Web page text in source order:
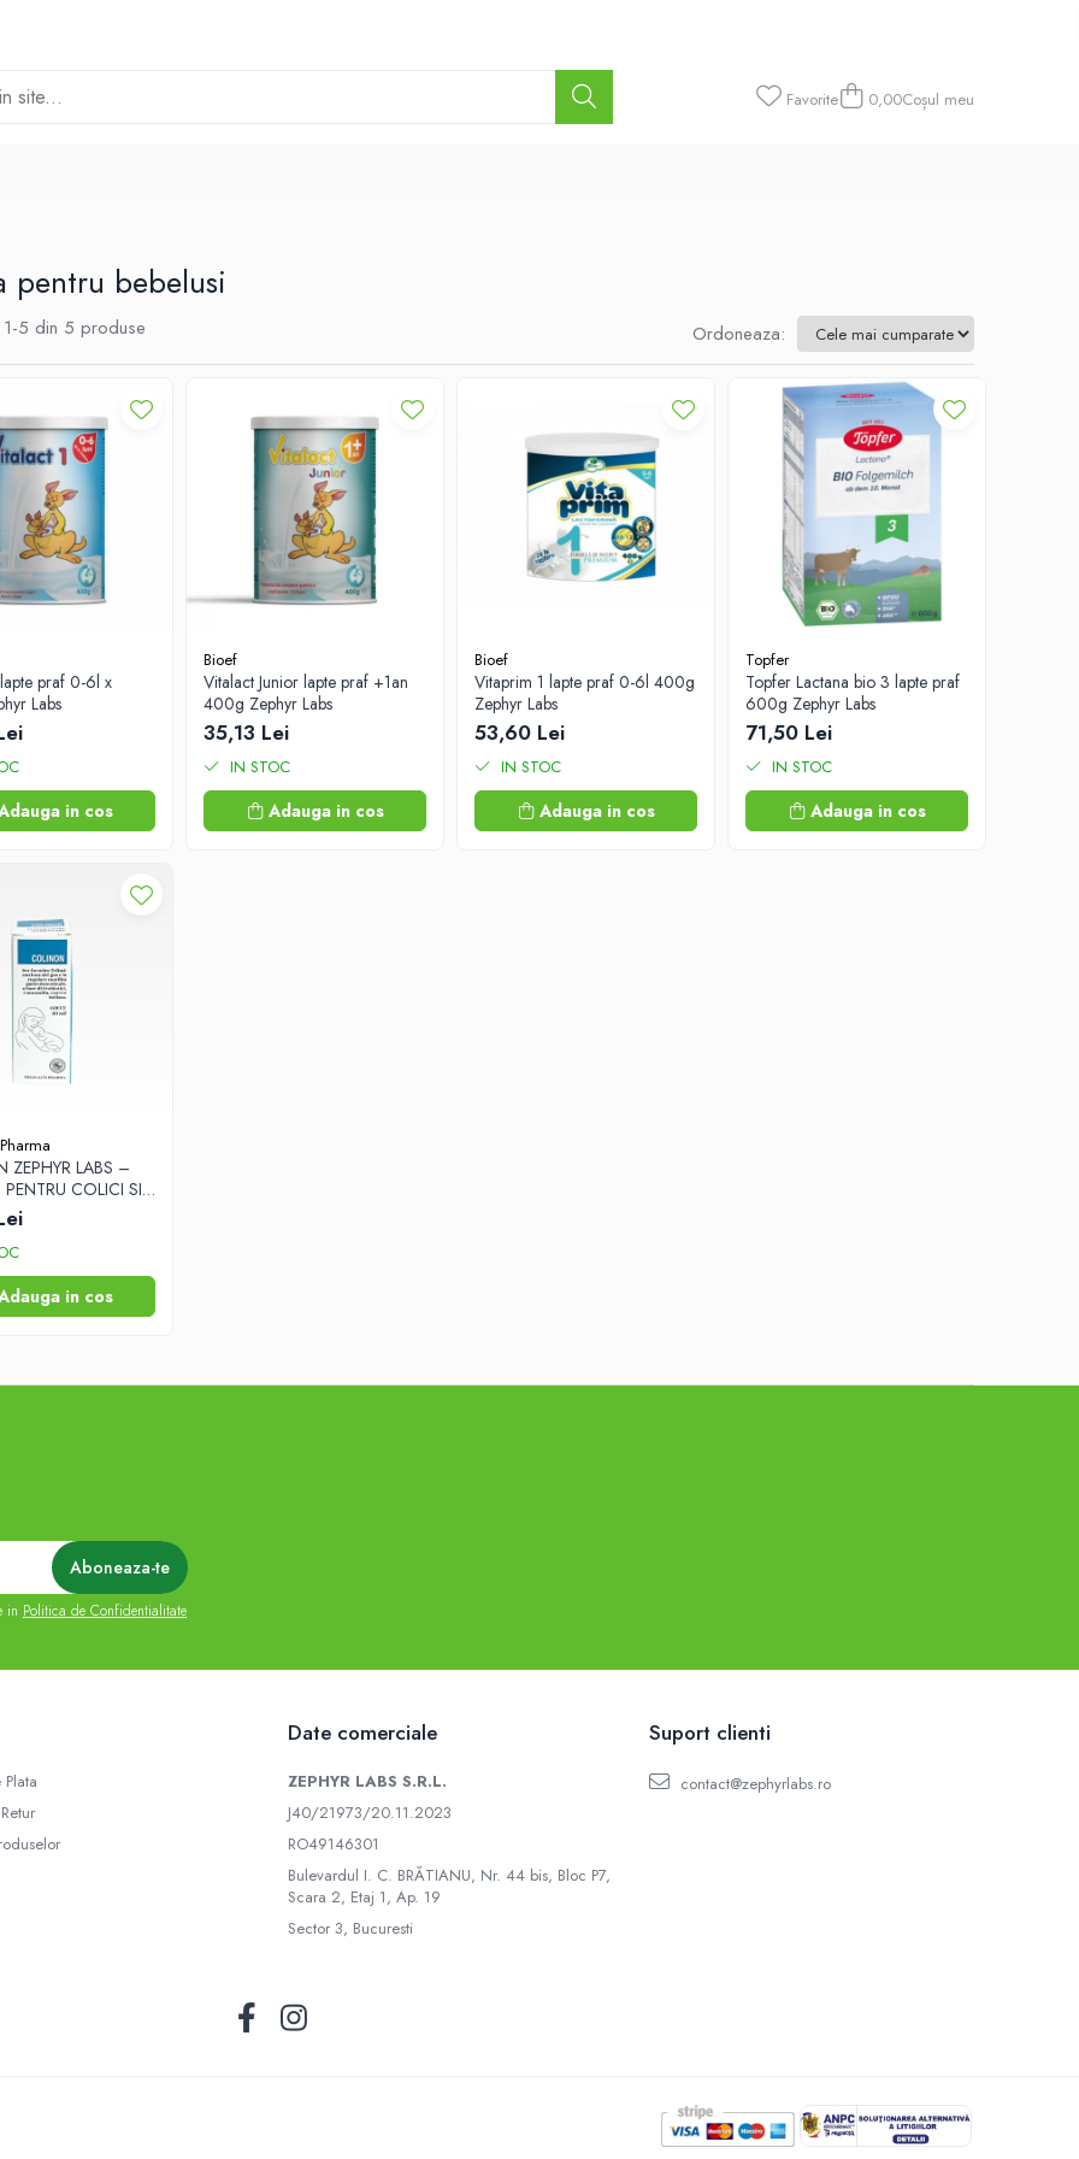
Favorite 0,00Coșul meu
pentru bebelusi
1-5 din 5 produse Ordoneaza:
praf 0-6l x
Labs
in cos
Bioef
Vitalact Junior lapte praf +1an
400g Zephyr Labs
35,13 Lei
IN STOC
Adauga in cos
Bioef
Vitaprim 1 lapte praf 0-6l 400g
Zephyr Labs
53,60 Lei
IN STOC
Adauga in cos
Topfer
Topfer Lactana bio 3 lapte praf
600g Zephyr Labs
71,50 Lei
IN STOC
Adauga in cos
ZEPHYR LABS –
PENTRU COLICI SI
in cos
in Politica de Confidentialitate
Date comerciale
ZEPHYR LABS S.R.L.
J40/21973/20.11.2023
RO49146301
Bulevardul I. C. BRĂTIANU, Nr. 44 bis, Bloc P7,
Scara 2, Etaj 1, Ap. 19
Sector 3, Bucuresti
Suport clienti
contact@zephyrlabs.ro